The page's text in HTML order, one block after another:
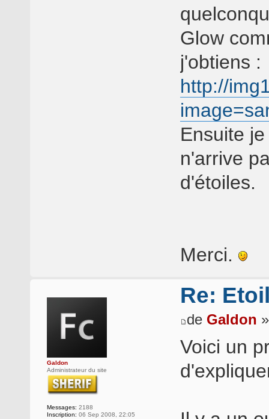
Glow
j'obtiens :
http://
Ensuite
n'arrive
d'étoiles.
Merci.
Galdon
Administrateur du site
Messages: 2188
Inscription: 06 Sep 2008, 22:05
Re:
de Galdon
Voici un